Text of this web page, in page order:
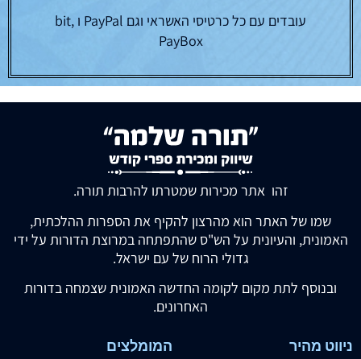
עובדים עם כל כרטיסי האשראי וגם PayPal ו bit,
PayBox
זהו אתר מכירות שמטרתו להרבות תורה.
שמו של האתר הוא מהרצון להקיף את הספרות ההלכתית,
האמונית, והעיונית על הש"ס שהתפתחה במרוצת הדורות על ידי
גדולי הרוח של עם ישראל.
ובנוסף לתת מקום לקומה החדשה האמונית שצמחה בדורות
האחרונים.
ניווט מהיר המומלצים